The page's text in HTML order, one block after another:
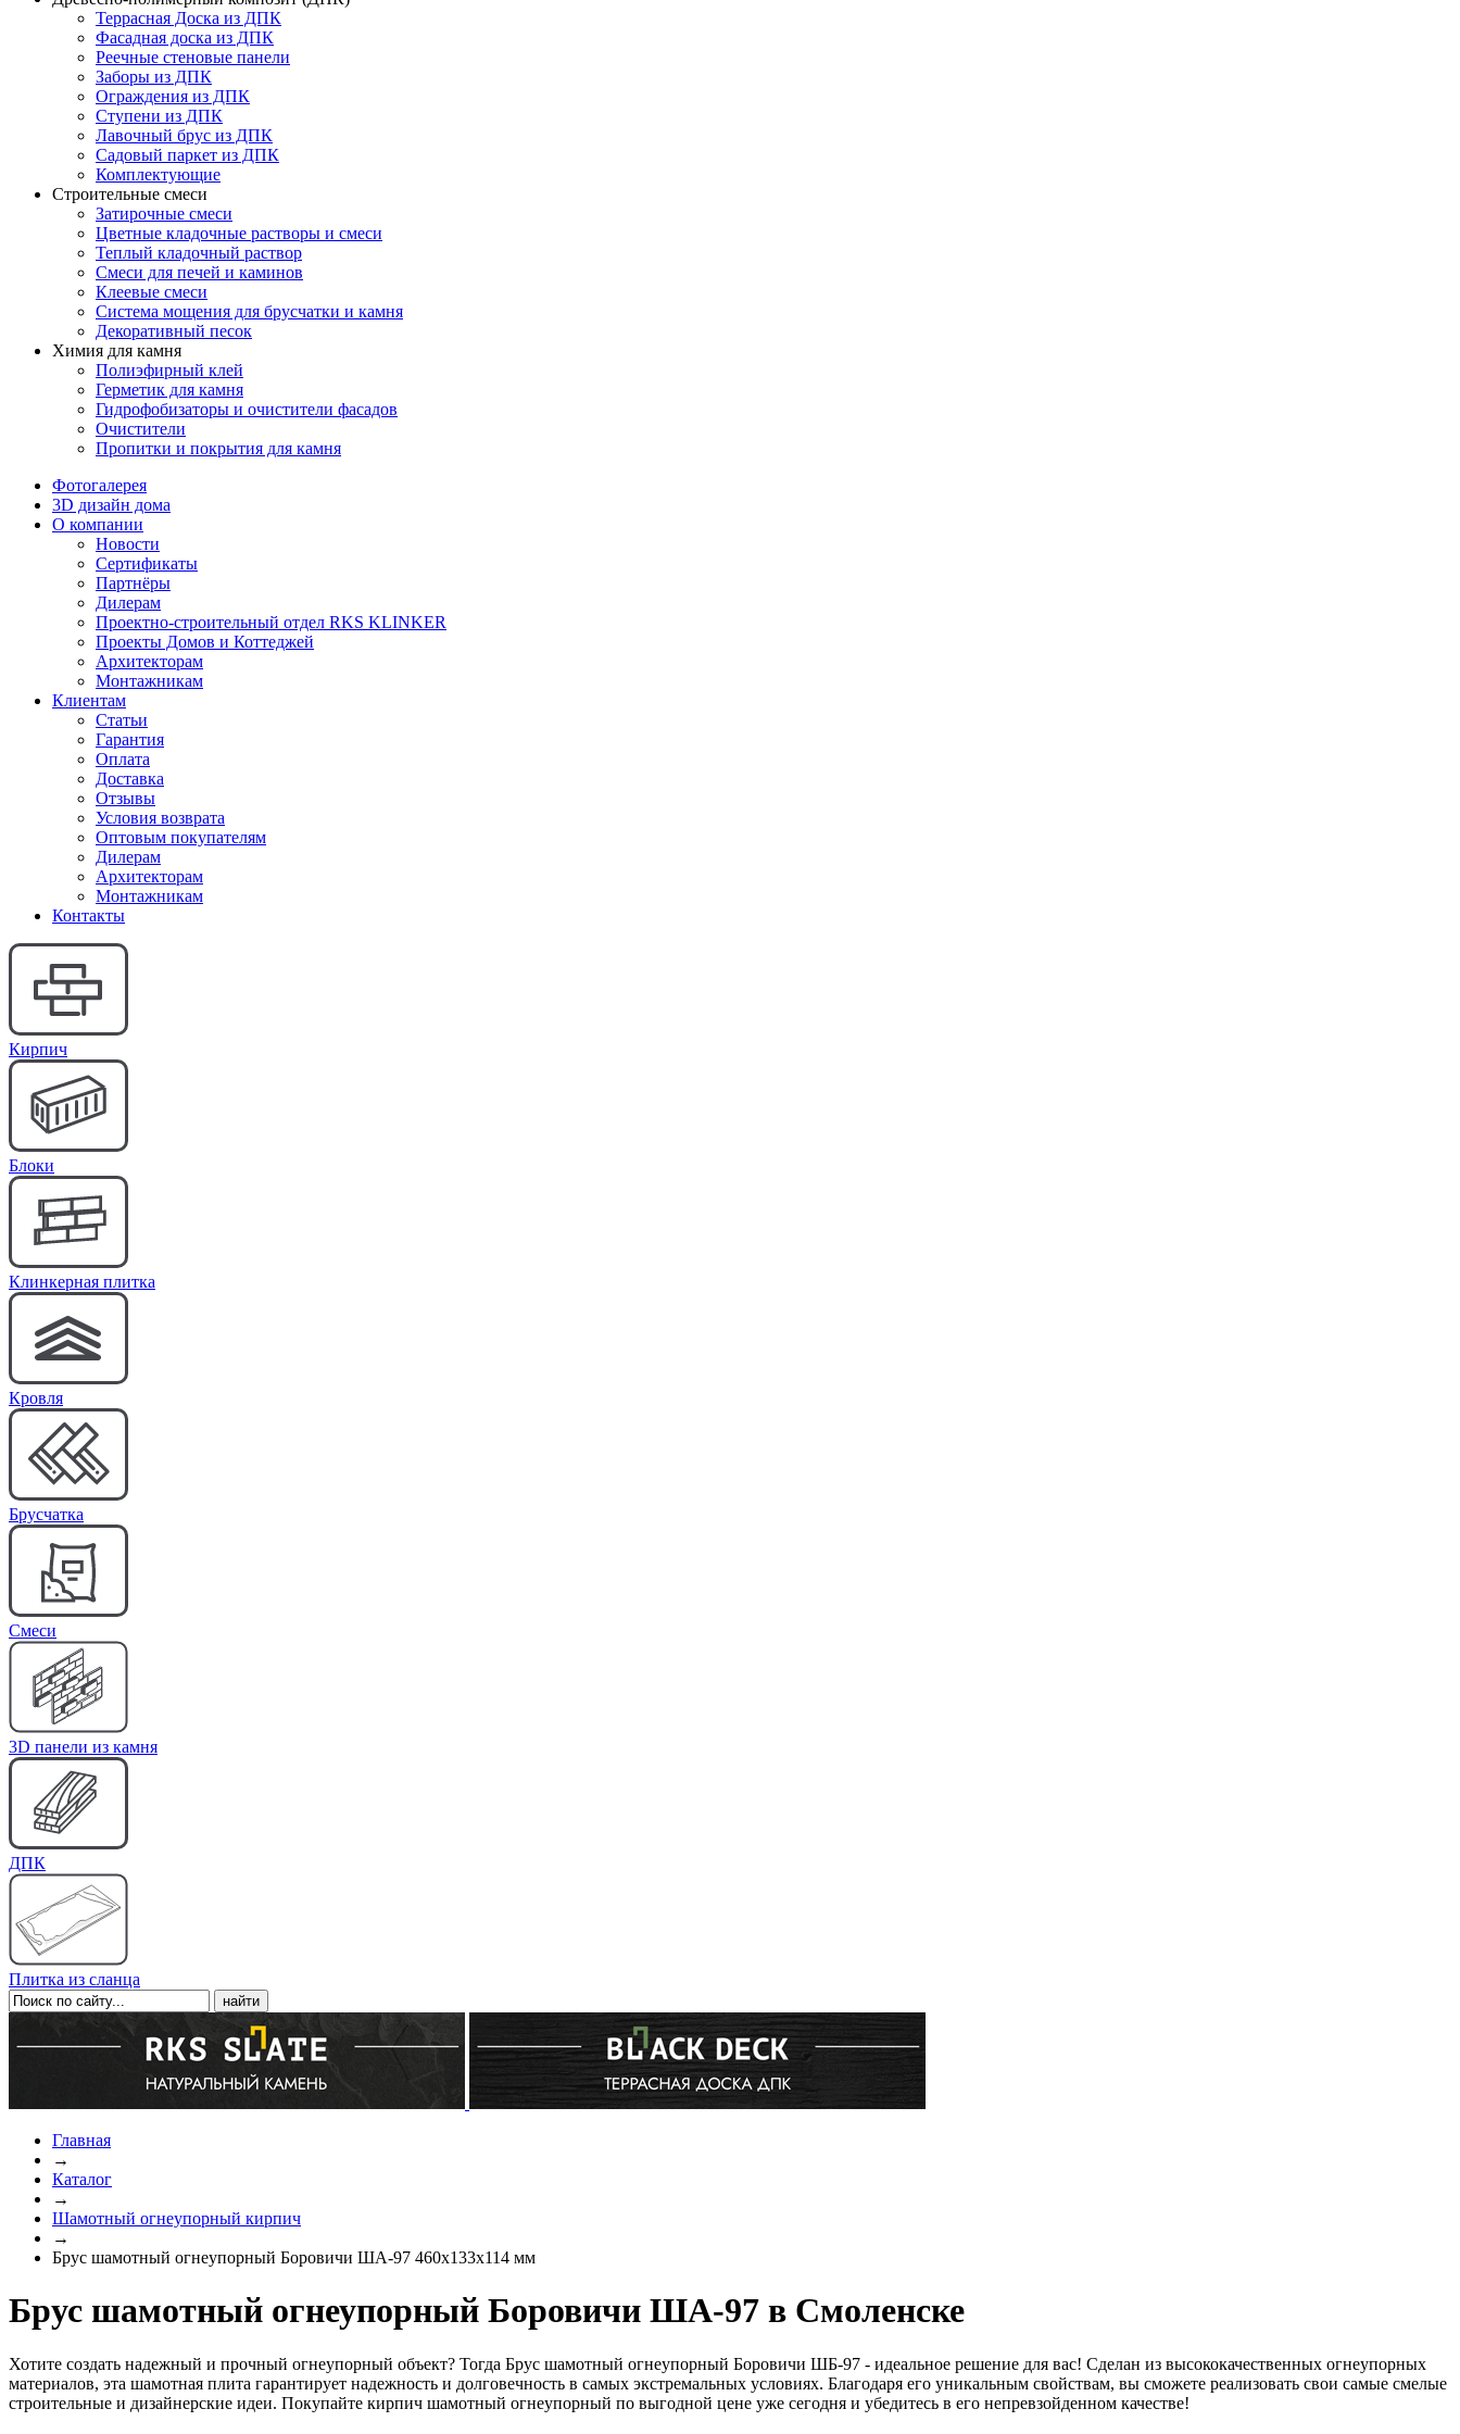
Террасная Доска из ДПК
Фасадная доска из ДПК
Реечные стеновые панели
Заборы из ДПК
Ограждения из ДПК
Ступени из ДПК
Лавочный брус из ДПК
Садовый паркет из ДПК
Комплектующие
Строительные смеси
Затирочные смеси
Цветные кладочные растворы и смеси
Теплый кладочный раствор
Смеси для печей и каминов
Клеевые смеси
Система мощения для брусчатки и камня
Декоративный песок
Химия для камня
Полиэфирный клей
Герметик для камня
Гидрофобизаторы и очистители фасадов
Очистители
Пропитки и покрытия для камня
Фотогалерея
3D дизайн дома
О компании
Новости
Сертификаты
Партнёры
Дилерам
Проектно-строительный отдел RKS KLINKER
Проекты Домов и Коттеджей
Архитекторам
Монтажникам
Клиентам
Статьи
Гарантия
Оплата
Доставка
Отзывы
Условия возврата
Оптовым покупателям
Дилерам
Архитекторам
Монтажникам
Контакты
Кирпич
Блоки
Клинкерная плитка
Кровля
Брусчатка
Cмеси
3D панели из камня
ДПК
Плитка из сланца
Главная
→
Каталог
→
Шамотный огнеупорный кирпич
→
Брус шамотный огнеупорный Боровичи ША-97 460х133х114 мм
Брус шамотный огнеупорный Боровичи ША-97 в Смоленске
Хотите создать надежный и прочный огнеупорный объект? Тогда Брус шамотный огнеупорный Боровичи ШБ-97 - идеальное решение для вас! Сделан из высококачественных огнеупорных
материалов, эта шамотная плита гарантирует надежность и долговечность в самых экстремальных условиях. Благодаря его уникальным свойствам, вы сможете реализовать свои самые смелые
строительные и дизайнерские идеи. Покупайте кирпич шамотный огнеупорный по выгодной цене уже сегодня и убедитесь в его непревзойденном качестве!